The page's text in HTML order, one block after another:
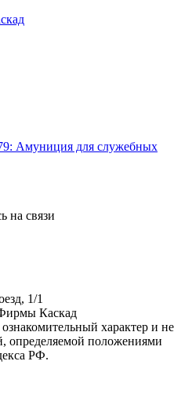
Амуниция для служебных
на связи
1/1
Каскад
характер и не
определяемой положениями
РФ.